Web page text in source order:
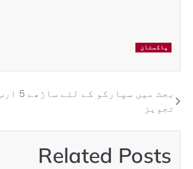
پاکستان
بجٹ
تجویز
Related Posts